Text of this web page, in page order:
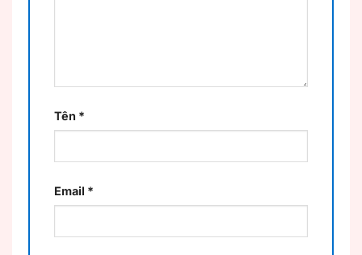
Tên *
Email *